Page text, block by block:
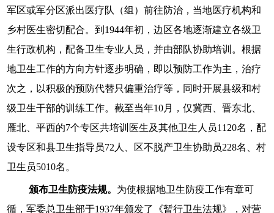
军区或军分区派出医疗队（组）前往防治，当地医疗机构和
乡村医生密切配合。到1944年初，边区各地逐渐建立各级卫
生行政机构，配备卫生专业人员，并由部队协助培训。根据
地卫生工作的方向方针逐步明确，即以预防工作为主，治疗
次之，以积极的预防代替只偏重治疗等，同时开展县级和村
级卫生干部的训练工作。截至当年10月，仅冀西、晋东北、
雁北、平西的7个专区共培训医生及其他卫生人员1120名，配
设专区和县卫生指导员72人、区不脱产卫生协助员228名、村
卫生员5010名。
颁布卫生防疫法规。 为使根据地卫生防疫工作有章可
循，军委总卫生部于1937年颁发了《暂行卫生法规》，对营